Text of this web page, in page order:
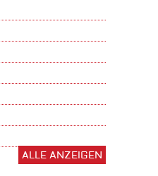
ALLE ANZEIGEN